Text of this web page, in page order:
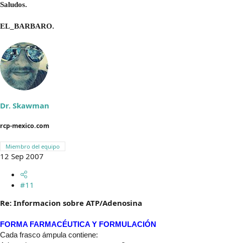
Saludos.
EL_BARBARO.
Dr. Skawman
rcp-mexico.com
Miembro del equipo
12 Sep 2007
#11
Re: Informacion sobre ATP/Adenosina
FORMA FARMACÉUTICA Y FORMULACIÓN
Cada frasco ámpula contiene: